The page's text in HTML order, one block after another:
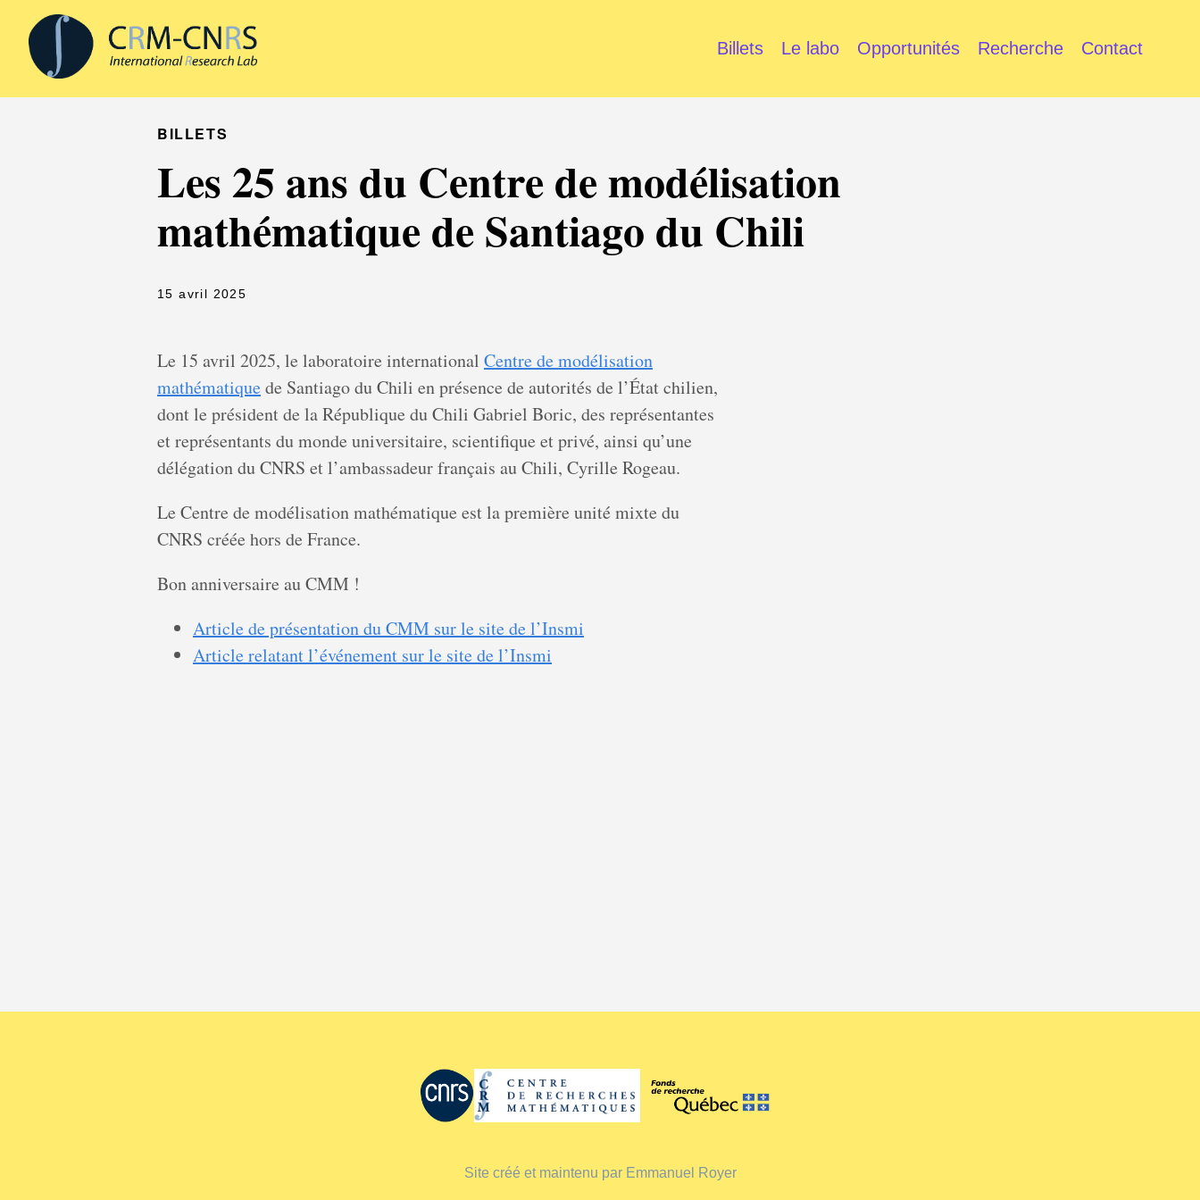
Billets Le labo Opportunités Recherche Contact
BILLETS
Les 25 ans du Centre de modélisation
mathématique de Santiago du Chili
15 avril 2025
Le 15 avril 2025, le laboratoire international Centre de modélisation
mathématiquede Santiago du Chili en présence de autorités de l’État chilien,
dont le président de la République du Chili Gabriel Boric, des représentantes
et représentants du monde universitaire, scientifique et privé, ainsi qu’une
délégation du CNRS et l’ambassadeur français au Chili, Cyrille Rogeau.
Le Centre de modélisation mathématique est la première unité mixte du
CNRS créée hors de France.
Bon anniversaire au CMM !
Article de présentation du CMM sur le site de l’Insmi
Article relatant l’événement sur le site de l’Insmi
Site créé et maintenu par Emmanuel Royer